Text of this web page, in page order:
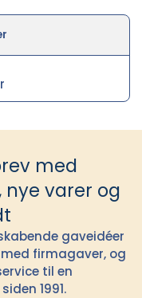
med
varer og
gaveidéer
firmagaver, og
til en
1991.